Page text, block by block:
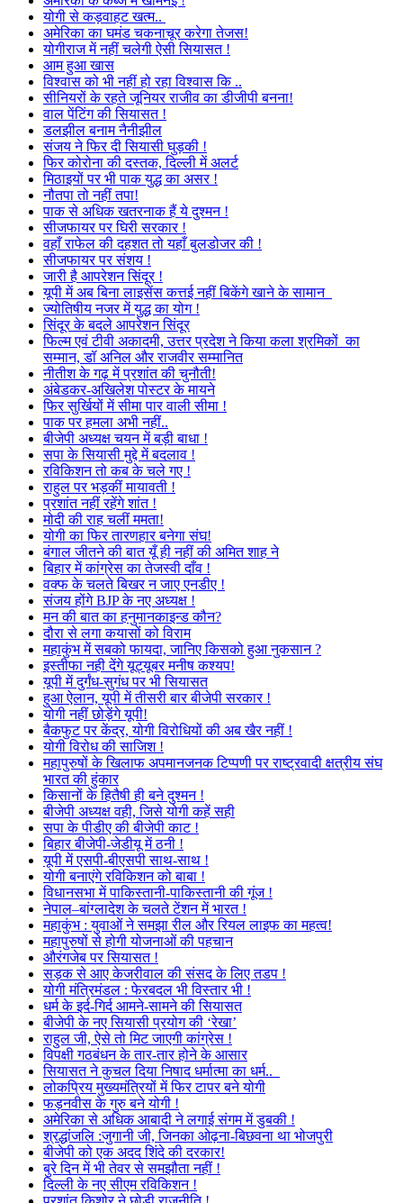
योगी से कड़वाहट खत्म..
अमेरिका का घमंड चकनाचूर करेगा तेजस!
योगीराज में नहीं चलेगी ऐसी सियासत !
आम हुआ खास
विश्वास को भी नहीं हो रहा विश्वास कि ..
सीनियरों के रहते जूनियर राजीव का डीजीपी बनना!
वाल पेंटिंग की सियासत !
डलझील बनाम नैनीझील
संजय ने फिर दी सियासी घुड़की !
फिर कोरोना की दस्तक, दिल्ली में अलर्ट
मिठाइयों पर भी पाक युद्ध का असर !
नौतपा तो नहीं तपा!
पाक से अधिक खतरनाक हैं ये दुश्मन !
सीजफायर पर घिरी सरकार !
वहाँ राफेल की दहशत तो यहाँ बुलडोजर की !
सीजफायर पर संशय !
जारी है आपरेशन सिंदूर !
यूपी में अब बिना लाइसेंस कत्तई नहीं बिकेंगे खाने के सामान
ज्योतिषीय नजर में युद्ध का योग !
सिंदूर के बदले आपरेशन सिंदूर
फिल्म एवं टीवी अकादमी, उत्तर प्रदेश ने किया कला श्रमिकों का
सम्मान, डॉ अनिल और राजवीर सम्मानित
नीतीश के गढ़ में प्रशांत की चुनौती!
अंबेडकर-अखिलेश पोस्टर के मायने
फिर सुर्खियों में सीमा पार वाली सीमा !
पाक पर हमला अभी नहीं..
बीजेपी अध्यक्ष चयन में बड़ी बाधा !
सपा के सियासी मुद्दे में बदलाव !
रविकिशन तो कब के चले गए !
राहुल पर भड़कीं मायावती !
प्रशांत नहीं रहेंगे शांत !
मोदी की राह चलीं ममता!
योगी का फिर तारणहार बनेगा संघ!
बंगाल जीतने की बात यूँ ही नहीं की अमित शाह ने
बिहार में कांग्रेस का तेजस्वी दाँव !
वक्फ के चलते बिखर न जाए एनडीए !
संजय होंगे BJP के नए अध्यक्ष !
मन की बात का हनुमानकाइन्ड कौन?
दौरा से लगा कयासों को विराम
महाकुंभ में सबको फायदा, जानिए किसको हुआ नुकसान ?
इस्तीफा नही देंगे यूट्यूबर मनीष कश्यप!
यूपी में दुर्गंध-सुगंध पर भी सियासत
हुआ ऐलान, यूपी में तीसरी बार बीजेपी सरकार !
योगी नहीं छोड़ेंगे यूपी!
बैकफुट पर केंद्र, योगी विरोधियों की अब खैर नहीं !
योगी विरोध की साजिश !
महापुरुषों के खिलाफ अपमानजनक टिप्पणी पर राष्ट्रवादी क्षत्रीय संघ
भारत की हुंकार
किसानों के हितैषी ही बने दुश्मन !
बीजेपी अध्यक्ष वही, जिसे योगी कहें सही
सपा के पीडीए की बीजेपी काट !
बिहार बीजेपी-जेडीयू में ठनी !
यूपी में एसपी-बीएसपी साथ-साथ !
योगी बनाएंगे रविकिशन को बाबा !
विधानसभा में पाकिस्तानी-पाकिस्तानी की गूंज !
नेपाल–बांग्लादेश के चलते टेंशन में भारत !
महाकुंभ : युवाओं ने समझा रील और रियल लाइफ का महत्व!
महापुरुषों से होगी योजनाओं की पहचान
औरंगजेब पर सियासत !
सड़क से आए केजरीवाल की संसद के लिए तडप !
योगी मंत्रिमंडल : फेरबदल भी विस्तार भी !
धर्म के इर्द-गिर्द आमने-सामने की सियासत
बीजेपी के नए सियासी प्रयोग की ‘रेखा’
राहुल जी, ऐसे तो मिट जाएगी कांग्रेस !
विपक्षी गठबंधन के तार-तार होने के आसार
सियासत ने कुचल दिया निषाद धर्मात्मा का धर्म..
लोकप्रिय मुख्यमंत्रियों में फिर टापर बने योगी
फड़नवीस के गुरु बने योगी !
अमेरिका से अधिक आबादी ने लगाई संगम में डुबकी !
श्रद्धांजलि :जुगानी जी, जिनका ओढ़ना-बिछवना था भोजपुरी
बीजेपी को एक अदद शिंदे की दरकार!
बुरे दिन में भी तेवर से समझौता नहीं !
दिल्ली के नए सीएम रविकिशन !